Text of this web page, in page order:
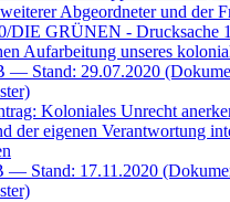
Abgeordneter und der
DIE GRÜNEN - Drucksache
Aufarbeitung unseres
— Stand: 29.07.2020
Koloniales Unrecht
der eigenen Verantwortung
— Stand: 17.11.2020